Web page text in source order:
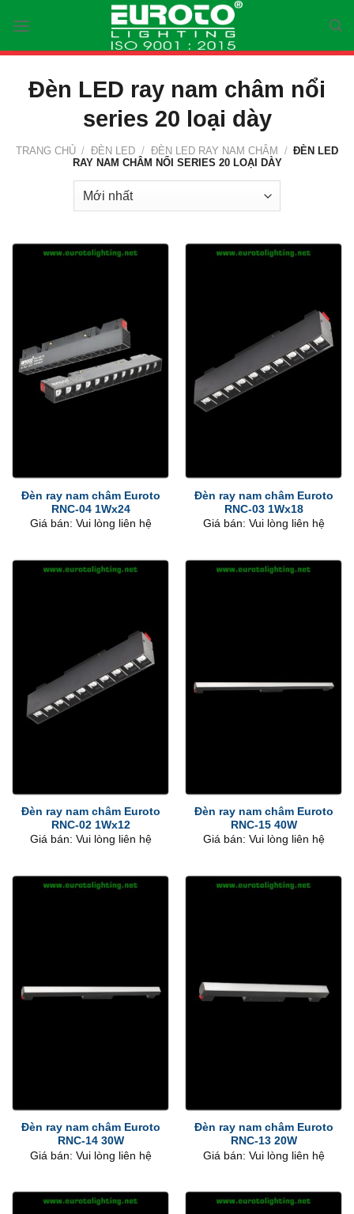
content
Đèn LED ray nam châm nổi
series 20 loại dày
TRANG CHỦ / ĐÈN LED / ĐÈN LED RAY NAM CHÂM / ĐÈN LED
RAY NAM CHÂM NỔI SERIES 20 LOẠI DÀY
Đèn ray nam châm Euroto
RNC-04 1Wx24
Giá bán: Vui lòng liên hệ
Đèn ray nam châm Euroto
RNC-03 1Wx18
Giá bán: Vui lòng liên hệ
Đèn ray nam châm Euroto
RNC-02 1Wx12
Giá bán: Vui lòng liên hệ
Đèn ray nam châm Euroto
RNC-15 40W
Giá bán: Vui lòng liên hệ
Đèn ray nam châm Euroto
RNC-14 30W
Giá bán: Vui lòng liên hệ
Đèn ray nam châm Euroto
RNC-13 20W
Giá bán: Vui lòng liên hệ